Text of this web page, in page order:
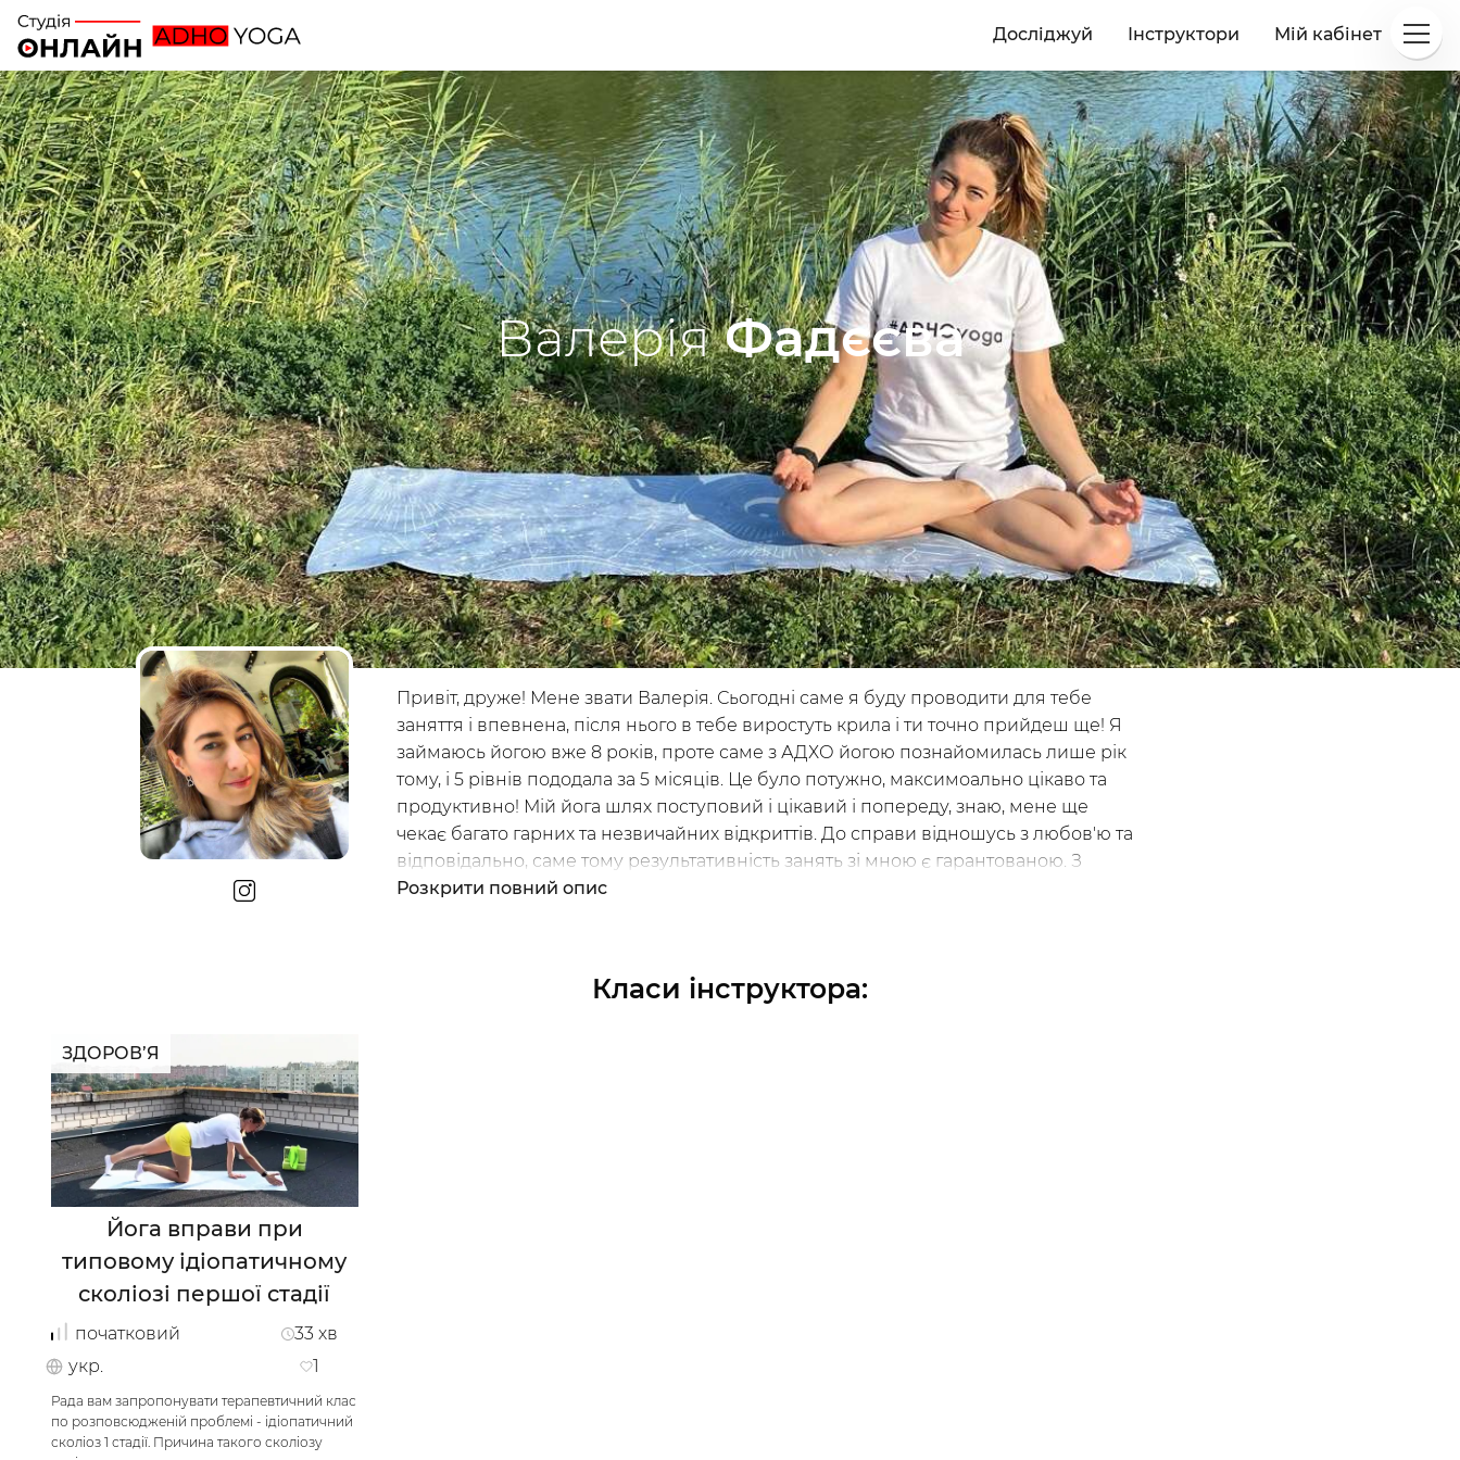
Досліджуй Інструктори Мій кабінет
Досліджуй
Класи Курси Плейлисти
Інструктори
Мій кабінет / Зареєструйся
Українська по-русски
Валерія Фадєєва
Привіт, друже! Мене звати Валерія. Сьогодні саме я буду проводити для тебе
заняття і впевнена, після нього в тебе виростуть крила і ти точно прийдеш ще! Я
займаюсь йогою вже 8 років, проте саме з АДХО йогою познайомилась лише рік
тому, і 5 рівнів пододала за 5 місяців. Це було потужно, максимоально цікаво та
продуктивно! Мій йога шлях поступовий і цікавий і попереду, знаю, мене ще
чекає багато гарних та незвичайних відкриттів. До справи відношусь з любов'ю та
відповідально, саме тому результативність занять зі мною є гарантованою. З
нетерпінням чекаю тебе на занятті! Тому мерщій готуй свій килимок і повний
Розкрити повний опис
Класи інструктора:
ЗДОРОВ’Я
Йога вправи при
типовому ідіопатичному
сколіозі першої стадії
початковий 33 хв
1
укр.
Рада вам запропонувати терапевтичний клас
по розповсюдженій проблемі - ідіопатичний
сколіоз 1 стадії. Причина такого сколіозу